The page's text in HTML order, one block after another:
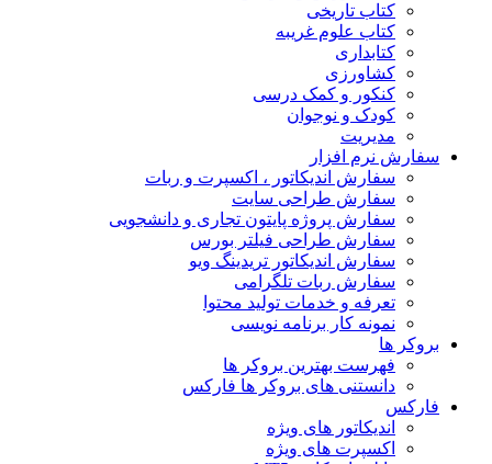
کتاب تاریخی
کتاب علوم غریبه
کتابداری
کشاورزی
کنکور و کمک‌ درسی
کودک و نوجوان
مدیریت
سفارش نرم افزار
سفارش اندیکاتور ، اکسپرت و ربات
سفارش طراحی سایت
سفارش پروژه پایتون تجاری و دانشجویی
سفارش طراحی فیلتر بورس
سفارش اندیکاتور تریدینگ ویو
سفارش ربات تلگرامی
تعرفه و خدمات تولید محتوا
نمونه کار برنامه نویسی
بروکر ها
فهرست بهترین بروکر ها
دانستنی های بروکر ها فارکس
فارکس
اندیکاتور های ویژه
اکسپرت های ویژه